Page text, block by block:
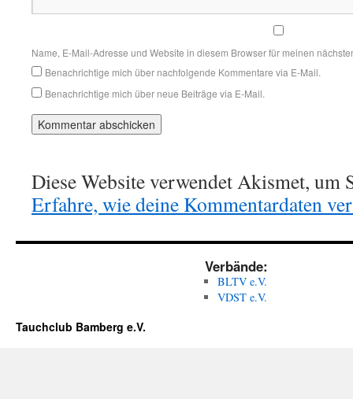
Name, E-Mail-Adresse und Website in diesem Browser für meinen
Benachrichtige mich über nachfolgende Kommentare via E-Mail.
Benachrichtige mich über neue Beiträge via E-Mail.
Diese Website verwendet Akismet, um
Erfahre, wie deine Kommentardaten
Verbände:
BLTV e.V.
VDST e.V.
Tauchclub Bamberg e.V.